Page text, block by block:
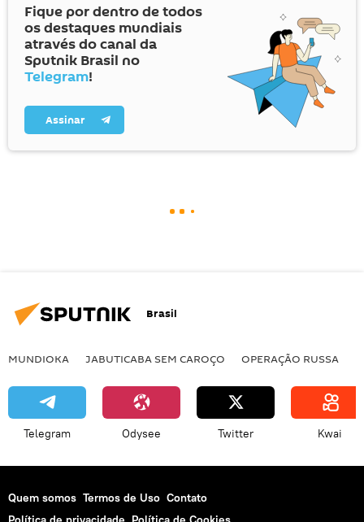
Fique por dentro de todos
os destaques mundiais
através do canal da
Sputnik Brasil no
Telegram!
Assinar
Brasil
MUNDIOKA JABUTICABA SEM CAROÇO OPERAÇÃO RUSSA
Telegram Odysee Twitter Kwai
Quem somos Termos de Uso Contato